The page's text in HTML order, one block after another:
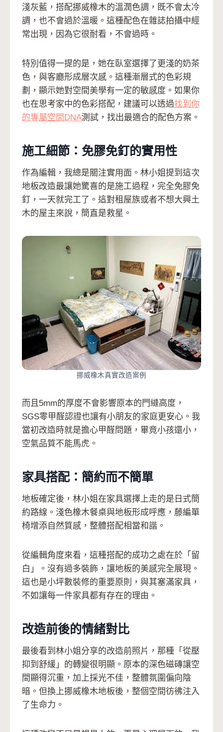
淺灰藍，搭配挪威橡木的溫潤色調，既不會太冷
調，也不會過於溫暖。這種配色在雜誌拍攝中經
常出現，因為它很耐看，不會過時。
特別值得一提的是，她在臥室選擇了更淺的奶茶
色，與客廳形成層次感。這種漸層式的色彩規
劃，顯示她對空間美學有一定的敏感度。如果你
也在思考家中的色彩搭配，建議可以透過找到你
的專屬空間DNA測試，找出最適合的配色方案。
施工細節：免膠免釘的實用性
作為編輯，我總是關注實用面。林小姐提到這次
地板改造最讓她驚喜的是施工過程，完全免膠免
釘，一天就完工了。這對租屋族或者不想大興土
木的屋主來說，簡直是救星。
挪威橡木真實改造案例
而且5mm的厚度不會影響原本的門縫高度，
SGS零甲醛認證也讓有小朋友的家庭更安心。我
當初改造時就是擔心甲醛問題，畢竟小孩還小，
空氣品質不能馬虎。
家具搭配：簡約而不簡單
地板確定後，林小姐在家具選擇上走的是日式簡
約路線。淺色橡木餐桌與地板形成呼應，藤編單
椅增添自然質感，整體搭配相當和諧。
從編輯角度來看，這種搭配的成功之處在於「留
白」。沒有過多裝飾，讓地板的美感完全展現。
這也是小坪數裝修的重要原則，與其塞滿家具，
不如讓每一件家具都有存在的理由。
改造前後的情緒對比
最後看到林小姐分享的改造前照片，那種「從壓
抑到舒緩」的轉變很明顯。原本的深色磁磚讓空
間顯得沉重，加上採光不佳，整體氛圍偏向陰
暗。但換上挪威橡木地板後，整個空間彷彿注入
了生命力。